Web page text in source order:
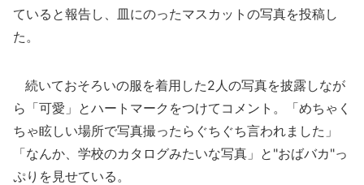
ていると報告し、皿にのったマスカットの写真を投稿し
た。
続いておそろいの服を着用した2人の写真を披露しなが
ら「可愛」とハートマークをつけてコメント。「めちゃく
ちゃ眩しい場所で写真撮ったらぐちぐち言われました」
「なんか、学校のカタログみたいな写真」と"おばバカ"っ
ぷりを見せている。